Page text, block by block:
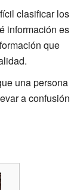
clasificar los
información es
que
una persona
a confusión